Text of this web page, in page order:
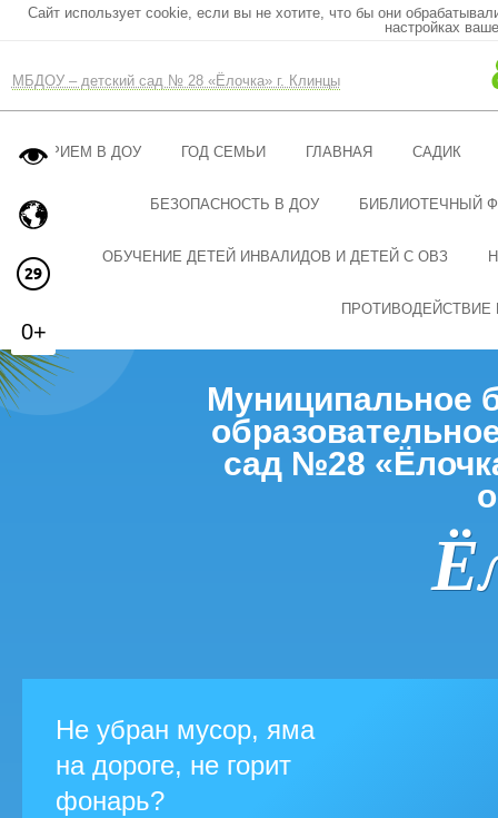
Сайт использует cookie, если вы не хотите, что бы они
настройках
МБДОУ – детский сад № 28 «Ёлочка» г. Клинцы
ПРИЕМ В ДОУ ГОД СЕМЬИ ГЛАВНАЯ САДИК
БЕЗОПАСНОСТЬ В ДОУ БИБЛИОТЕЧНЫЙ
ОБУЧЕНИЕ ДЕТЕЙ ИНВАЛИДОВ И ДЕТЕЙ С ОВЗ
ПРОТИВОДЕЙСТВИЕ
Муниципальное
сад №28
Не убран мусор, яма
на дороге, не горит
фонарь?
0+